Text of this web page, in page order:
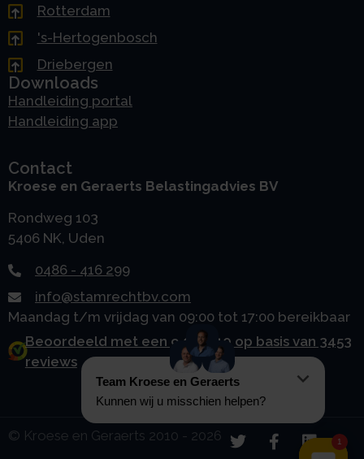
Rotterdam
's-Hertogenbosch
Driebergen
Downloads
Handleiding portal
Handleiding app
Contact
Kroese en Geraerts Belastingadvies BV
Rondweg 103
5406 NK, Uden
0486 - 416 299
info@stamrechtbv.com
Maandag t/m vrijdag van 09:00 tot 17:00 bereikbaar
Beoordeeld met een 9.0 uit 10 op basis van 3453
reviews
© Kroese en Geraerts 2010 - 2026